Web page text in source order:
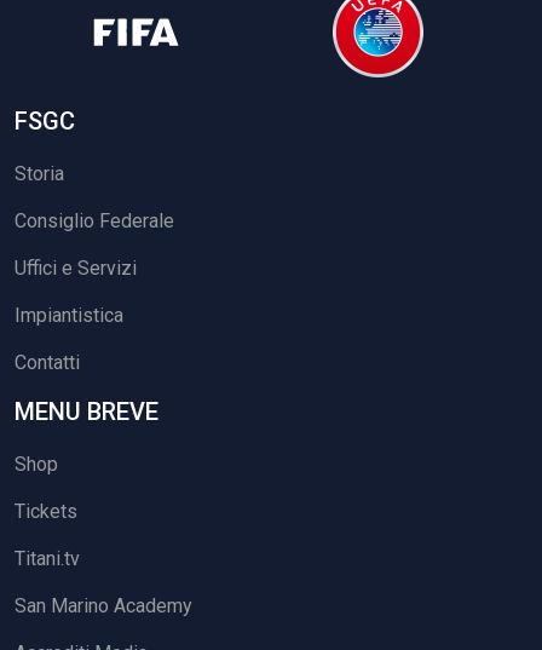
FSGC
Storia
Consiglio Federale
Uffici e Servizi
Impiantistica
Contatti
MENU BREVE
Shop
Tickets
Titani.tv
San Marino Academy